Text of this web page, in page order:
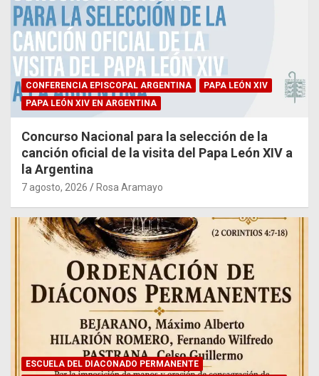
CONFERENCIA EPISCOPAL ARGENTINA
PAPA LEÓN XIV
PAPA LEÓN XIV EN ARGENTINA
Concurso Nacional para la selección de la
canción oficial de la visita del Papa León XIV a
la Argentina
7 agosto, 2026 Rosa Aramayo
ESCUELA DEL DIACONADO PERMANENTE